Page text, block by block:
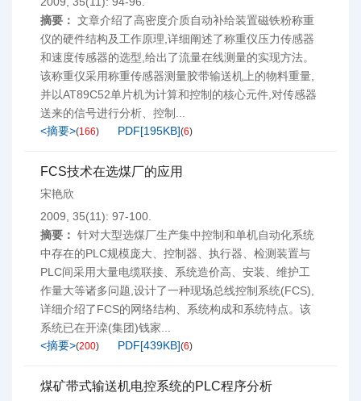
摘要： 文章介绍了高密度介质自动补给装置磁铁粉称重
仪的硬件结构及工作原理,详细阐述了称重仪压力传感器
和速度传感器的选型,给出了流量在线测量的实现方法。
该称重仪采用称重传感器测量胶带输送机上的物料重量,
并以AT89C52单片机为计算和控制的核心元件,对传感器
送来的信号进行分析、控制...
<摘要>(166) PDF[195KB](6)
FCS技术在选煤厂的应用
宋艳欣
2009, 35(11): 97-100.
摘要： 针对大型选煤厂生产集中控制和单机自动化系统
中存在的PLC规模庞大、控制器、执行器、检测装置与
PLC间采用大量电缆联接、系统造价高、安装、维护工
作量大等诸多问题,设计了一种现场总线控制系统(FCS),
详细介绍了FCS的网络结构、系统构成和系统特点。该
系统已在开滦(集团)钱家...
<摘要>(200) PDF[439KB](6)
煤矿带式输送机电控系统的PLC程序分析